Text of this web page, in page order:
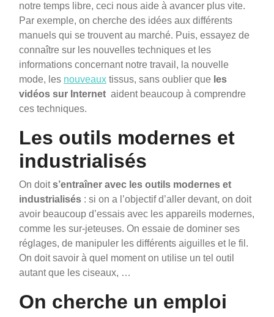
notre temps libre, ceci nous aide à avancer plus vite.
Par exemple, on cherche des idées aux différents
manuels qui se trouvent au marché. Puis, essayez de
connaître sur les nouvelles techniques et les
informations concernant notre travail, la nouvelle
mode, les nouveaux tissus, sans oublier que les
vidéos sur Internet aident beaucoup à comprendre
ces techniques.
Les outils modernes et
industrialisés
On doits’entraîner avec les outils modernes et
industrialisés : si on a l’objectif d’aller devant, on doit
avoir beaucoup d’essais avec les appareils modernes,
comme les sur-jeteuses. On essaie de dominer ses
réglages, de manipuler les différents aiguilles et le fil.
On doit savoir à quel moment on utilise un tel outil
autant que les ciseaux, …
On cherche un emploi